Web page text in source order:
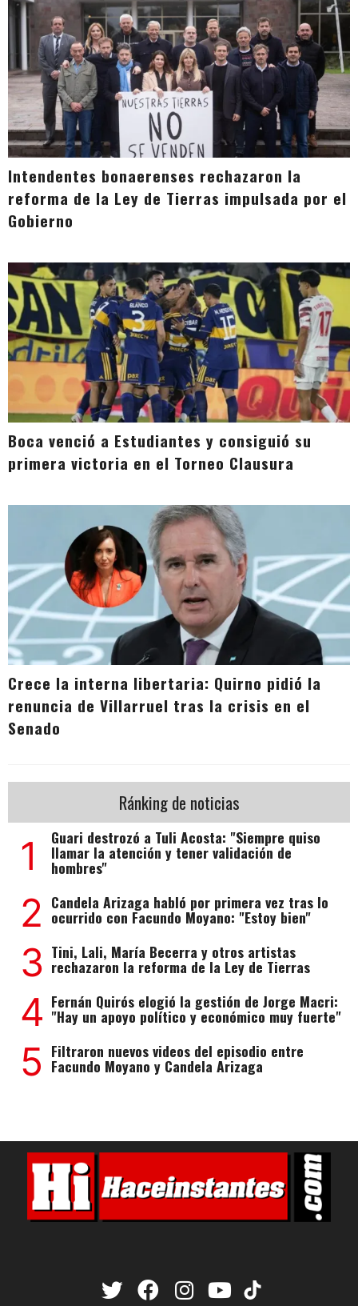
Intendentes bonaerenses rechazaron la
reforma de la Ley de Tierras impulsada por el
Gobierno
Boca venció a Estudiantes y consiguió su
primera victoria en el Torneo Clausura
Crece la interna libertaria: Quirno pidió la
renuncia de Villarruel tras la crisis en el
Senado
Ránking de noticias
1 Guari destrozó a Tuli Acosta: "Siempre quiso
llamar la atención y tener validación de
hombres"
2 Candela Arizaga habló por primera vez tras lo
ocurrido con Facundo Moyano: "Estoy bien"
3 Tini, Lali, María Becerra y otros artistas
rechazaron la reforma de la Ley de Tierras
4 Fernán Quirós elogió la gestión de Jorge Macri:
"Hay un apoyo político y económico muy fuerte"
5 Filtraron nuevos videos del episodio entre
Facundo Moyano y Candela Arizaga